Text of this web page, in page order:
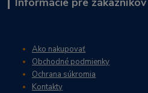
Ako nakupovať
Obchodné podmienky
Ochrana súkromia
Kontakty